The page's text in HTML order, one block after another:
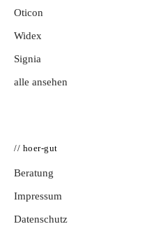
Oticon
Widex
Signia
alle ansehen
// hoer-gut
Beratung
Impressum
Datenschutz